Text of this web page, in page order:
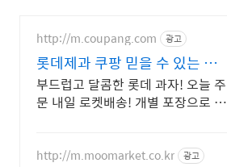
http://m.coupang.com 광고
롯데제과 쿠팡 믿을 수 있는 롯
데
부드럽고 달콤한 롯데 과자! 오늘 주
문 내일 로켓배송! 개별 포장으로 휴
http://m.moomarket.co.kr 광고